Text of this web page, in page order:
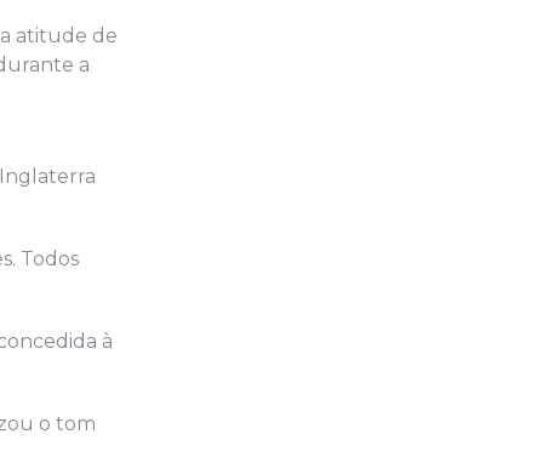
atitude de
a
Todos
à
o tom